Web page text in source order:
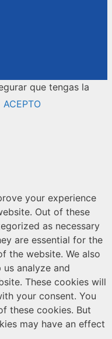
que tengas la
ACEPTO
your experience
Out of these
as necessary
are essential for the
the website. We also
analyze and
These cookies will
your consent. You
these cookies. But
may have an effect